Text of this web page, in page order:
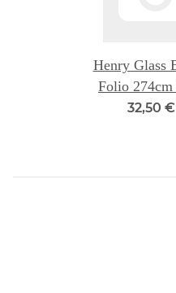
Henry Glass
Folio
32,50 €